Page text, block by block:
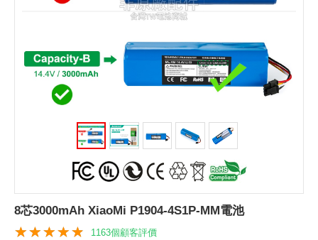
8芯3000mAh XiaoMi P1904-4S1P-MM電池
1163個顧客評價